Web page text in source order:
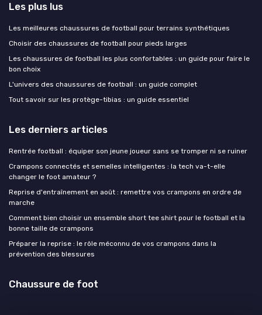
Les plus lus
Les meilleures chaussures de football pour terrains synthétiques
Choisir des chaussures de football pour pieds larges
Les chaussures de football les plus confortables : un guide pour faire le
bon choix
L'univers des chaussures de football : un guide complet
Tout savoir sur les protège-tibias : un guide essentiel
Les derniers articles
Rentrée football : équiper son jeune joueur sans se tromper ni se ruiner
Crampons connectés et semelles intelligentes : la tech va-t-elle
changer le foot amateur ?
Reprise d'entraînement en août : remettre vos crampons en ordre de
marche
Comment bien choisir un ensemble short tee shirt pour le football et la
bonne taille de crampons
Préparer la reprise : le rôle méconnu de vos crampons dans la
prévention des blessures
Chaussure de foot